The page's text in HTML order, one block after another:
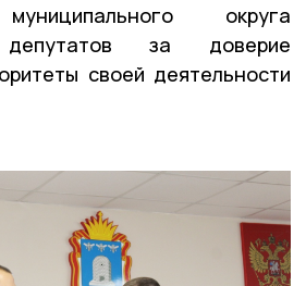
округа
депутатов за доверие
своей деятельности